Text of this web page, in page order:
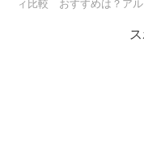
ィ比較 おすすめは？アル